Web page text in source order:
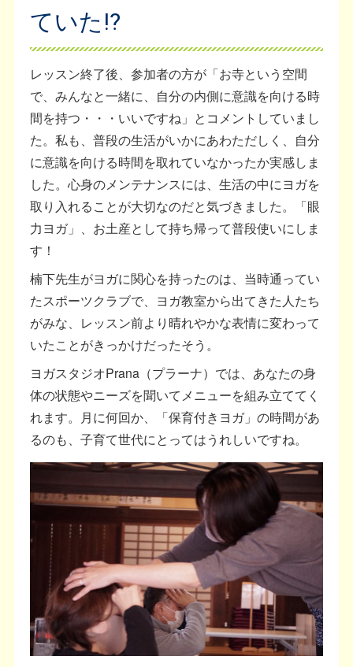
ていた⁉
レッスン終了後、参加者の方が「お寺という空間
で、みんなと一緒に、自分の内側に意識を向ける時
間を持つ・・・いいですね」とコメントしていまし
た。私も、普段の生活がいかにあわただしく、自分
に意識を向ける時間を取れていなかったか実感しま
した。心身のメンテナンスには、生活の中にヨガを
取り入れることが大切なのだと気づきました。「眼
力ヨガ」、お土産として持ち帰って普段使いにしま
す！
楠下先生がヨガに関心を持ったのは、当時通ってい
たスポーツクラブで、ヨガ教室から出てきた人たち
がみな、レッスン前より晴れやかな表情に変わって
いたことがきっかけだったそう。
ヨガスタジオPrana（プラーナ）では、あなたの身
体の状態やニーズを聞いてメニューを組み立ててく
れます。月に何回か、「保育付きヨガ」の時間があ
るのも、子育て世代にとってはうれしいですね。